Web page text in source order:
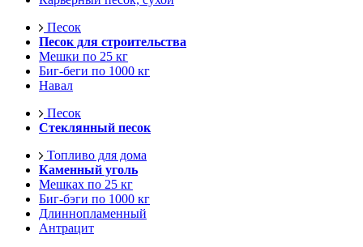
Песок
Песок для строительства
Мешки по 25 кг
Биг-беги по 1000 кг
Навал
Песок
Стеклянный песок
Топливо для дома
Каменный уголь
Мешках по 25 кг
Биг-бэги по 1000 кг
Длиннопламенный
Антрацит